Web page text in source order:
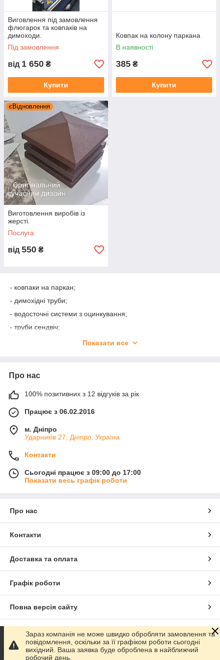
Виговлення під замовлення
флюгарок та ковпаків на
димоходи.
Під замовлення
від 1 650 ₴
Купити
Ковпак на колону паркана
В наявності
385 ₴
Купити
єВідновлення
Виготовлення виробів із
жерсті.
Послуга
від 550 ₴
- ковпаки на паркан;
- димохідні труби;
- водосточні системи з оцинкування;
- труби сендвіч;
- кришки на паркан;
— парапети, ковпаки на паркан.
Жерстяні вироби з оцинкованої сталі мають низку переваг:
тривалий термін експлуатації, порівняно невисока вартість,
універсальність застосування матеріалу, відпрацьованість і
надійність технології застосування. Маючи всі перераховані
сучасними матеріалами, а тонкий шар цинку, нанесений на
поверхню аркуша, дає запобігання корозії сталі під впливом
атмосферної вологи та кисню, що є у повітрі, що істотно
продовжує термін експлуатації жерстяних виробів з
Виготовляємо вироби як стандартні, так і під замовлення (за
кресленням замовника).
Ціна формується залежно від розміру виробу.
Показати все
Про нас
100% позитивних з 12 відгуків за рік
Працює з 06.02.2016
м. Дніпро
Ударників 27, Дніпро, Україна
Контакти
Сьогодні працює з 09:00 до 17:00
Показати весь графік роботи
Про нас
Контакти
Доставка та оплата
Графік роботи
Повна версія сайту
Сайт створено на маркетплейсі Prom.ua
Політика конфіденційності
Зараз компанія не може швидко обробляти замовлення та
повідомлення, оскільки за її графіком роботи сьогодні
вихідний. Ваша заявка буде оброблена в найближчий
робочий день.